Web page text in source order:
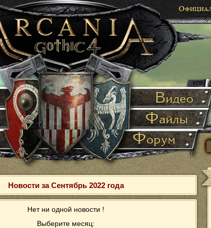
Новости за Сентябрь 2022 года
Нет ни одной новости !
Выберите месяц: